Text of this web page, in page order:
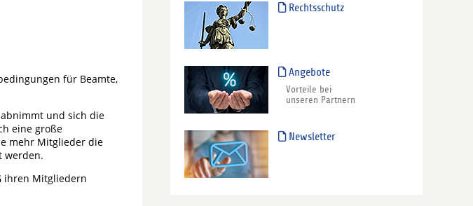
für Beamte,
und sich die
eine große
mehr Mitglieder die
werden.
ihren Mitgliedern
Rechtsschutz
Angebote
Vorteile bei
unseren Partnern
Newsletter